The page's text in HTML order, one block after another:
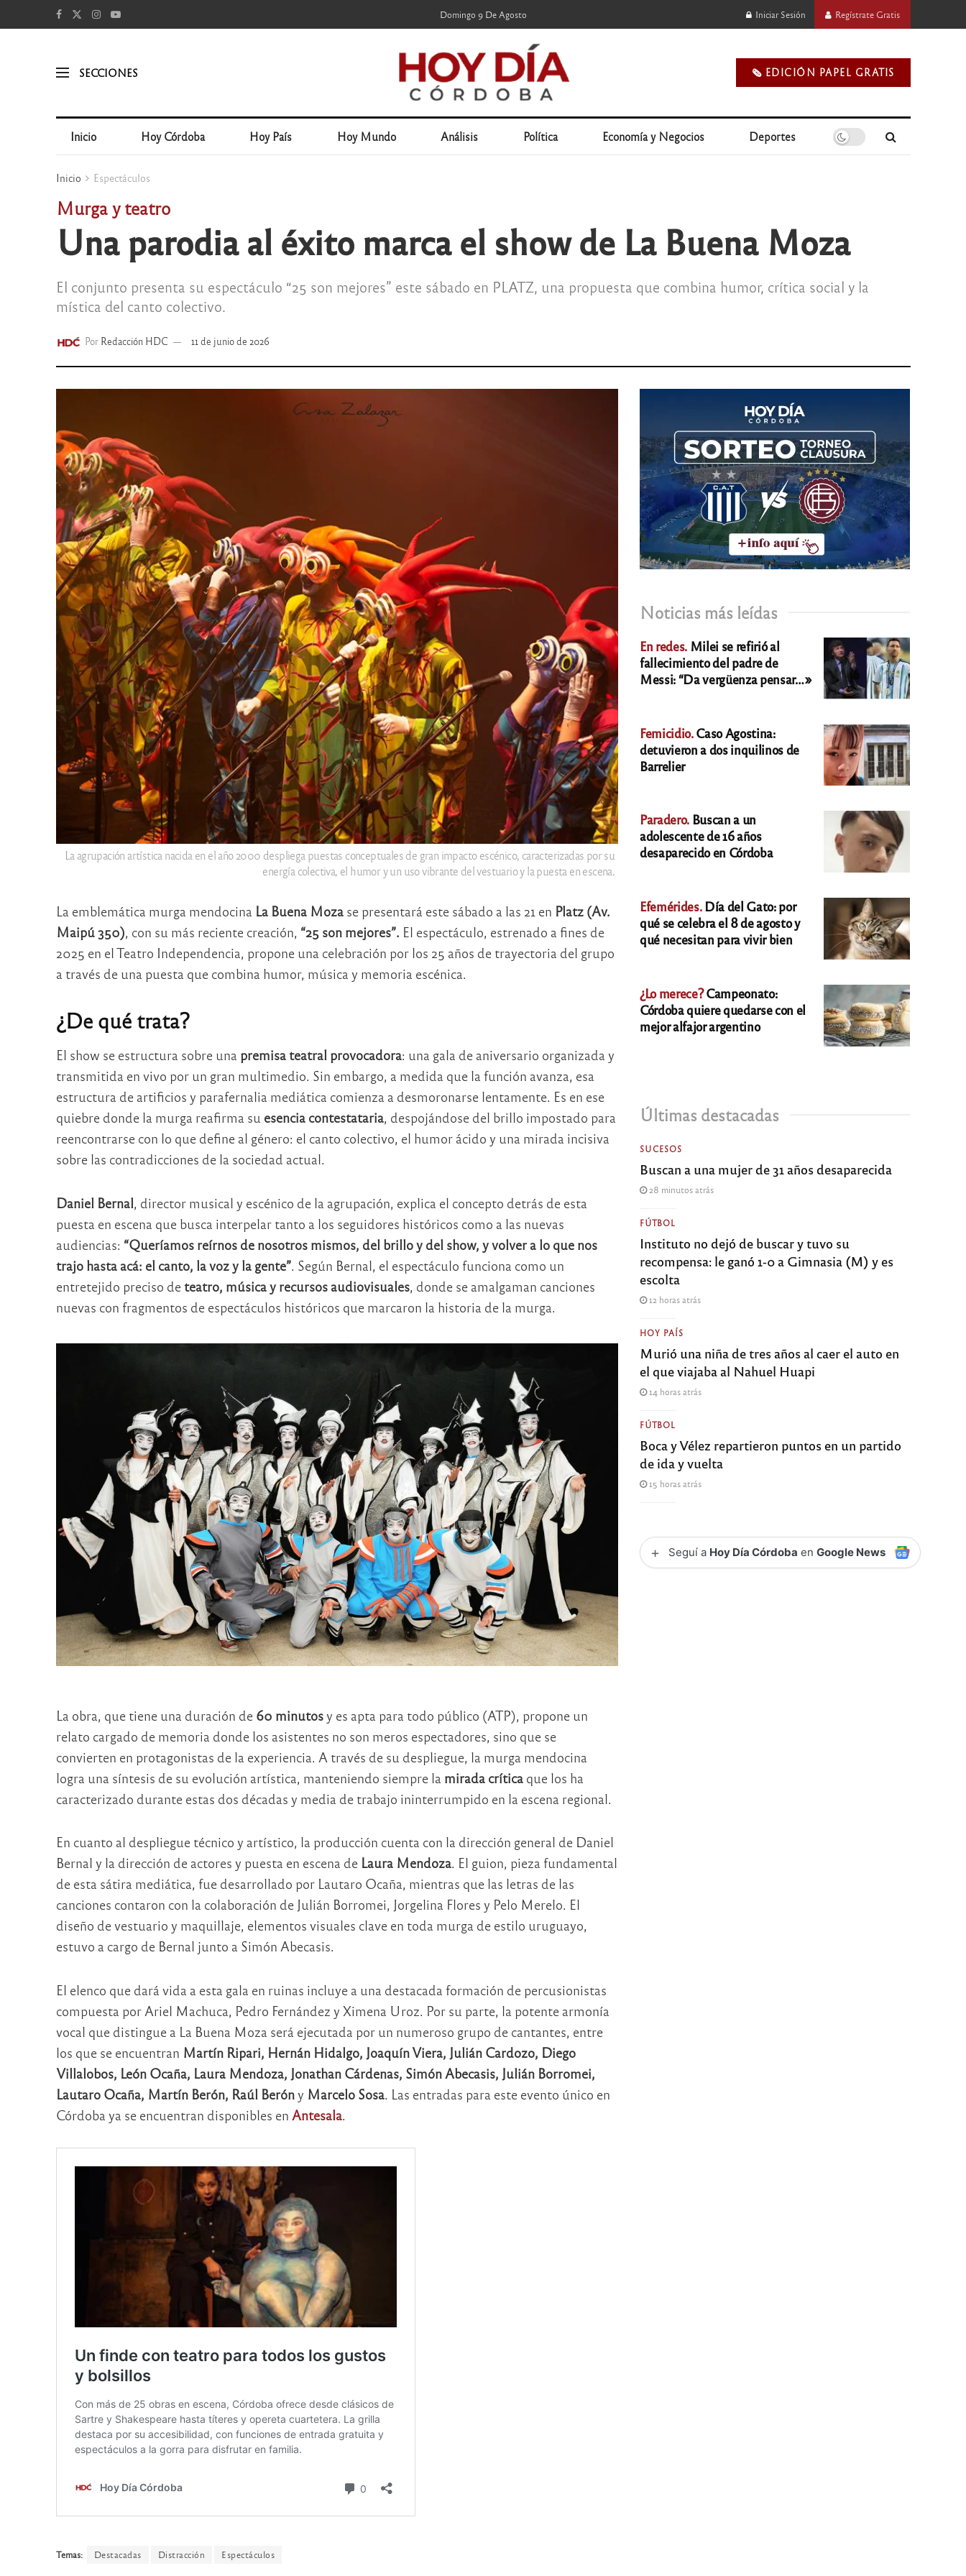
Domingo 9 De Agosto Iniciar Sesión Regístrate Gratis
SECCIONES 🗞️ EDICIÓN PAPEL GRATIS
Inicio Hoy Córdoba Hoy País Hoy Mundo Análisis Política Economía y Negocios Deportes
Inicio Espectáculos
Murga y teatro
Una parodia al éxito marca el show de La Buena Moza
El conjunto presenta su espectáculo “25 son mejores” este sábado en PLATZ, una propuesta que combina humor, crítica social y la
mística del canto colectivo.
Por Redacción HDC 11 de junio de 2026
La agrupación artística nacida en el año 2000 despliega puestas conceptuales de gran impacto escénico, caracterizadas por su
energía colectiva, el humor y un uso vibrante del vestuario y la puesta en escena.
La emblemática murga mendocina La Buena Mozase presentará este sábado a las 21 en Platz (Av.
Maipú 350), con su más reciente creación, “25 son mejores”. El espectáculo, estrenado a fines de
2025 en el Teatro Independencia, propone una celebración por los 25 años de trayectoria del grupo
a través de una puesta que combina humor, música y memoria escénica.
¿De qué trata?
El show se estructura sobre una premisa teatral provocadora: una gala de aniversario organizada y
transmitida en vivo por un gran multimedio. Sin embargo, a medida que la función avanza, esa
estructura de artificios y parafernalia mediática comienza a desmoronarse lentamente. Es en ese
quiebre donde la murga reafirma su esencia contestataria, despojándose del brillo impostado para
reencontrarse con lo que define al género: el canto colectivo, el humor ácido y una mirada incisiva
sobre las contradicciones de la sociedad actual.
Daniel Bernal, director musical y escénico de la agrupación, explica el concepto detrás de esta
puesta en escena que busca interpelar tanto a los seguidores históricos como a las nuevas
audiencias: “Queríamos reírnos de nosotros mismos, del brillo y del show, y volver a lo que nos
trajo hasta acá: el canto, la voz y la gente”. Según Bernal, el espectáculo funciona como un
entretejido preciso deteatro, música y recursos audiovisuales, donde se amalgaman canciones
nuevas con fragmentos de espectáculos históricos que marcaron la historia de la murga.
La obra, que tiene una duración de 60 minutosy es apta para todo público (ATP), propone un
relato cargado de memoria donde los asistentes no son meros espectadores, sino que se
convierten en protagonistas de la experiencia. A través de su despliegue, la murga mendocina
logra una síntesis de su evolución artística, manteniendo siempre la mirada crítica que los ha
caracterizado durante estas dos décadas y media de trabajo ininterrumpido en la escena regional.
En cuanto al despliegue técnico y artístico, la producción cuenta con la dirección general de Daniel
Bernal y la dirección de actores y puesta en escena de Laura Mendoza. El guion, pieza fundamental
de esta sátira mediática, fue desarrollado por Lautaro Ocaña, mientras que las letras de las
canciones contaron con la colaboración de Julián Borromei, Jorgelina Flores y Pelo Merelo. El
diseño de vestuario y maquillaje, elementos visuales clave en toda murga de estilo uruguayo,
estuvo a cargo de Bernal junto a Simón Abecasis.
El elenco que dará vida a esta gala en ruinas incluye a una destacada formación de percusionistas
compuesta por Ariel Machuca, Pedro Fernández y Ximena Uroz. Por su parte, la potente armonía
vocal que distingue a La Buena Moza será ejecutada por un numeroso grupo de cantantes, entre
los que se encuentran Martín Ripari, Hernán Hidalgo, Joaquín Viera, Julián Cardozo, Diego
Villalobos, León Ocaña, Laura Mendoza, Jonathan Cárdenas, Simón Abecasis, Julián Borromei,
Lautaro Ocaña, Martín Berón, Raúl Beróny Marcelo Sosa . Las entradas para este evento único en
Córdoba ya se encuentran disponibles en Antesala
Temas: Destacadas Distracción Espectáculos
Noticias más leídas
En redes. Milei se refirió al
fallecimiento del padre de
Messi: “Da vergüenza pensar…»
Femicidio.Caso Agostina:
detuvieron a dos inquilinos de
Barrelier
Paradero. Buscan a un
adolescente de 16 años
desaparecido en Córdoba
Efemérides.Día del Gato: por
qué se celebra el 8 de agosto y
qué necesitan para vivir bien
¿Lo merece?Campeonato:
Córdoba quiere quedarse con el
mejor alfajor argentino
Últimas destacadas
SUCESOS
Buscan a una mujer de 31 años desaparecida
28 minutos atrás
FÚTBOL
Instituto no dejó de buscar y tuvo su
recompensa: le ganó 1-0 a Gimnasia (M) y es
escolta
12 horas atrás
HOY PAÍS
Murió una niña de tres años al caer el auto en
el que viajaba al Nahuel Huapi
14 horas atrás
FÚTBOL
Boca y Vélez repartieron puntos en un partido
de ida y vuelta
15 horas atrás
+ Seguí a Hoy Día Córdoba enGoogle News